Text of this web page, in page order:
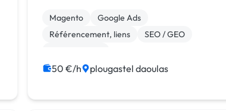
Certifié Google Adwords Certifié Google
Analytics Des références nationales de
Magento
Google Ads
Référencement, liens
SEO / GEO
50 €/h plougastel daoulas